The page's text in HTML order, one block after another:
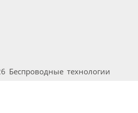
Беспроводные технологии